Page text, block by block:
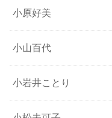
小原好美
小山百代
小岩井ことり